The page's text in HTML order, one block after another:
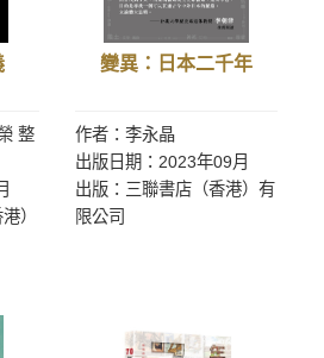
整
）
變異：日本二千年
作者：李永晶
出版日期：2023年09月
出版：三聯書店（香港）有
限公司